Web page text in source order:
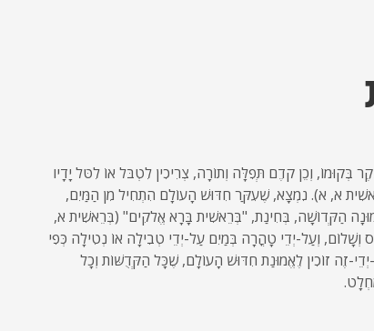
וְכֵן קֹדֶם תְּפִלָּה וְתוֹרָה, צְרִיכִין לִטְבֹּל אוֹ לִטֹּל יָדָיו
א, א). נִמְצָא, שֶׁעִקַּר חִדּוּשׁ הָעוֹלָם הִתְחִיל מִן הַמַּיִם,
הַקְּדוֹשָׁה, בְּחִינַת, "בְּרֵאשִׁית בָּרָא אֱלֹקִים" (בְּרֵאשִׁית א,
וְעַל-יְדֵי טָהֳרָה בְּמַיִם עַל-יְדֵי טְבִילָה אוֹ נְטִילָה כְּפִי
זֶה זוֹכִין לֶאֱמוּנַת חִדּוּשׁ הָעוֹלָם, שֶׁכָּל הַקְּדֻשּׁוֹת וְכָל